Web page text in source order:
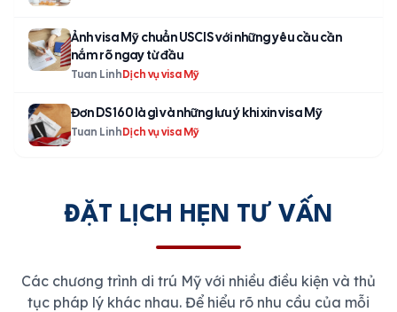
Ảnh visa Mỹ chuẩn USCIS với những yêu cầu cần
nắm rõ ngay từ đầu
Tuan LinhDịch vụ visa Mỹ
Đơn DS 160 là gì và những lưu ý khi xin visa Mỹ
Tuan LinhDịch vụ visa Mỹ
ĐẶT LỊCH HẸN TƯ VẤN
Các chương trình di trú Mỹ với nhiều điều kiện và thủ
tục pháp lý khác nhau. Để hiểu rõ nhu cầu của mỗi